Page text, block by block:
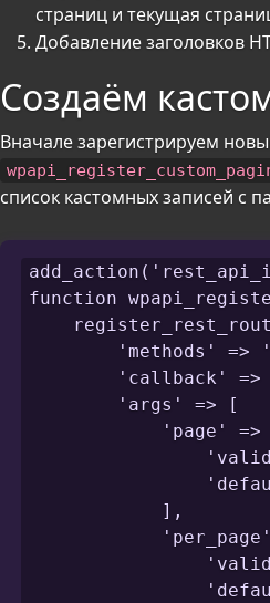
страниц и текущая
Добавление заголовков
Создаём
Вначале зарегистрируем
список кастомных записей с
function
'methods' =>
'callback' =>
        'args' => [
'page' =>
            ],